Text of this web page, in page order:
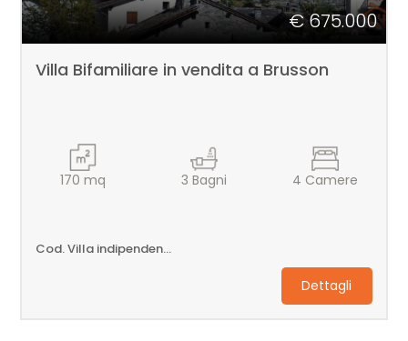
€ 675.000
Villa Bifamiliare in vendita a Brusson
170 mq 3 Bagni 4 Camere
Cod. Villa indipendente
Dettagli